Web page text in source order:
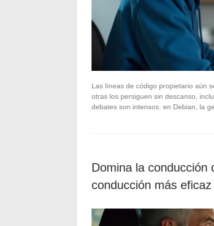
Las líneas de código propietario aún
otras los persiguen sin descanso,
debates son intensos: en Debian, la
Domina la conducción
conducción más